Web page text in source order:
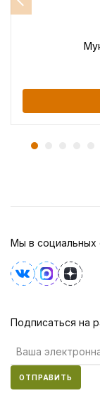
Мы в социальных
Подписаться на
ОТПРАВИТЬ